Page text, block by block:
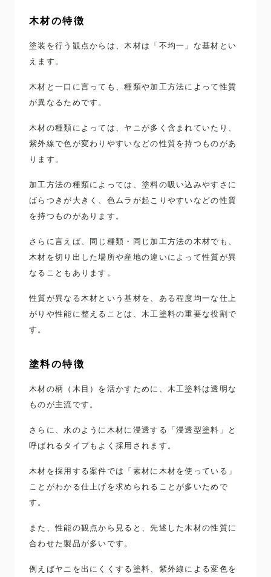
木材の特徴
塗装を行う観点からは、木材は「不均一」な基材とい
えます。
木材と一口に言っても、種類や加工方法によって性質
が異なるためです。
木材の種類によっては、ヤニが多く含まれていたり、
紫外線で色が変わりやすいなどの性質を持つものがあ
ります。
加工方法の種類によっては、塗料の吸い込みやすさに
ばらつきが大きく、色ムラが起こりやすいなどの性質
を持つものがあります。
さらに言えば、同じ種類・同じ加工方法の木材でも、
木材を切り出した場所や産地の違いによって性質が異
なることもあります。
性質が異なる木材という基材を、ある程度均一な仕上
がりや性能に整えることは、木工塗料の重要な役割で
す。
塗料の特徴
木材の柄（木目）を活かすために、木工塗料は透明な
ものが主流です。
さらに、水のように木材に浸透する「浸透型塗料」と
呼ばれるタイプもよく採用されます。
木材を採用する案件では「素材に木材を使っている」
ことがわかる仕上げを求められることが多いためで
す。
また、性能の観点から見ると、先述した木材の性質に
合わせた製品が多いです。
例えばヤニを出にくくする塗料、紫外線による変色を